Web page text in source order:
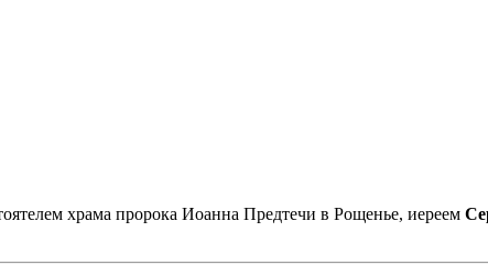
храма пророка Иоанна Предтечи в Рощенье, иереем